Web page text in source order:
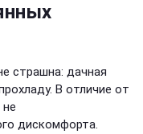
страшна: дачная
В отличие от
дискомфорта.